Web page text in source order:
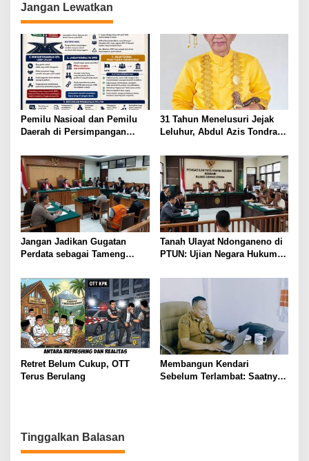
Jangan Lewatkan
Pemilu Nasioal dan Pemilu
Daerah di Persimpangan
31 Tahun Menelusuri Jejak
Leluhur, Abdul Azis Tondrang
Wuno Sausu XIII
Jangan Jadikan Gugatan
Perdata sebagai Tameng
Tanah Ulayat Ndonganeno di
PTUN: Ujian Negara Hukum
Masyarakat Adat
Retret Belum Cukup, OTT
Terus Berulang
Membangun Kendari
Sebelum Terlambat: Saatnya
Tinggalkan Balasan